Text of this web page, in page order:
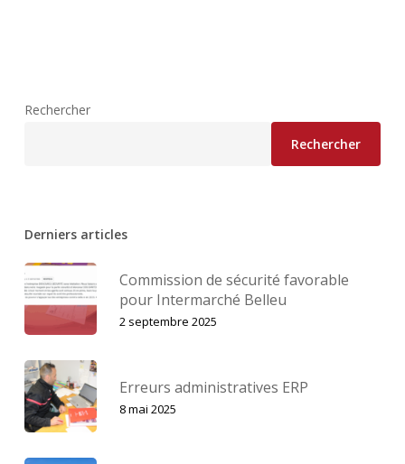
Rechercher
Rechercher
Derniers articles
Commission de sécurité favorable
pour Intermarché Belleu
2 septembre 2025
Erreurs administratives ERP
8 mai 2025